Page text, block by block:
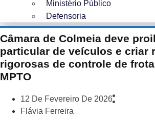
Ministério Público
Defensoria
Câmara de Colmeia deve
particular de veículos e criar
rigorosas de controle de
MPTO
12 De Fevereiro De 2026
Flávia Ferreira